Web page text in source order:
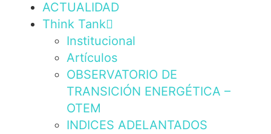
ACTUALIDAD
Think Tank
Institucional
Artículos
OBSERVATORIO DE
TRANSICIÓN ENERGÉTICA –
OTEM
INDICES ADELANTADOS